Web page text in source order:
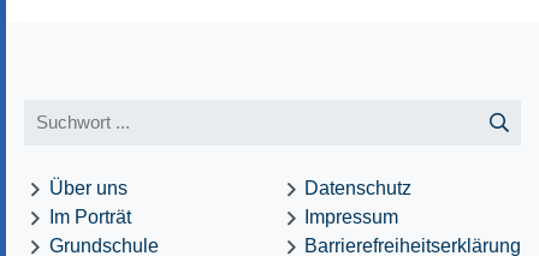
Über uns
Im Porträt
Grundschule
Datenschutz
Impressum
Barrierefreiheitserklärung